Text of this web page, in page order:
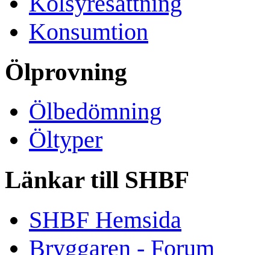
Konsumtion
Ölprovning
Ölbedömning
Öltyper
Länkar till SHBF
SHBF Hemsida
Bryggaren - Forum